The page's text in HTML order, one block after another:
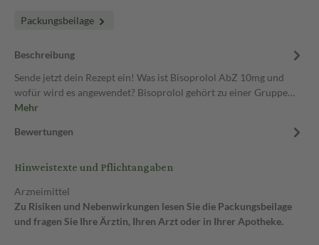
Packungsbeilage
Beschreibung
Sende jetzt dein Rezept ein! Was ist Bisoprolol AbZ 10mg und
wofür wird es angewendet? Bisoprolol gehört zu einer Gruppe…
Mehr
Bewertungen
Hinweistexte und Pflichtangaben
Arzneimittel
Zu Risiken und Nebenwirkungen lesen Sie die Packungsbeilage
und fragen Sie Ihre Ärztin, Ihren Arzt oder in Ihrer Apotheke.